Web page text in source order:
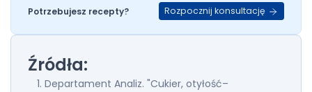
Potrzebujesz recepty? Rozpocznij konsultację
Źródła:
Departament Analiz. "Cukier, otyłość–